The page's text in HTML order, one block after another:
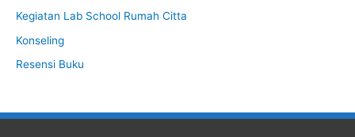
Kegiatan Lab School Rumah Citta
Konseling
Resensi Buku